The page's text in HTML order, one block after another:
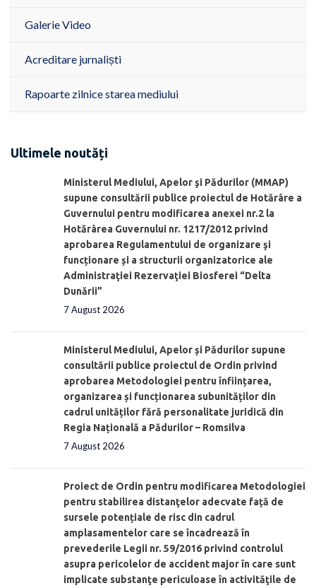
Galerie Video
Acreditare jurnaliști
Rapoarte zilnice starea mediului
Ultimele noutăți
Ministerul Mediului, Apelor şi Pădurilor (MMAP)
supune consultării publice proiectul de Hotărâre a
Guvernului pentru modificarea anexei nr.2 la
Hotărârea Guvernului nr. 1217/2012 privind
aprobarea Regulamentului de organizare şi
funcționare și a structurii organizatorice ale
Administraţiei Rezervaţiei Biosferei “Delta
Dunării”
7 August 2026
Ministerul Mediului, Apelor și Pădurilor supune
consultării publice proiectul de Ordin privind
aprobarea Metodologiei pentru înființarea,
organizarea și funcționarea subunităților din
cadrul unităților fără personalitate juridică din
Regia Națională a Pădurilor – Romsilva
7 August 2026
Proiect de Ordin pentru modificarea Metodologiei
pentru stabilirea distanţelor adecvate față de
sursele potențiale de risc din cadrul
amplasamentelor care se încadrează în
prevederile Legii nr. 59/2016 privind controlul
asupra pericolelor de accident major în care sunt
implicate substanţe periculoase în activităţile de